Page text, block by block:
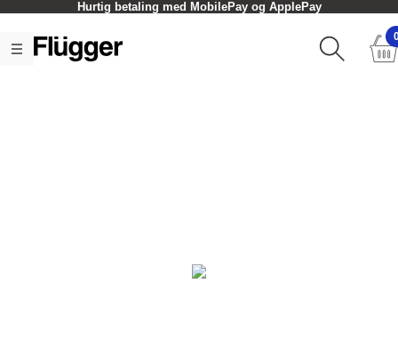
Hurtig betaling med MobilePay og ApplePay